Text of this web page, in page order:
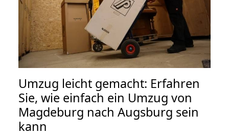
Umzug leicht gemacht: Erfahren
Sie, wie einfach ein Umzug von
Magdeburg nach Augsburg sein
kann